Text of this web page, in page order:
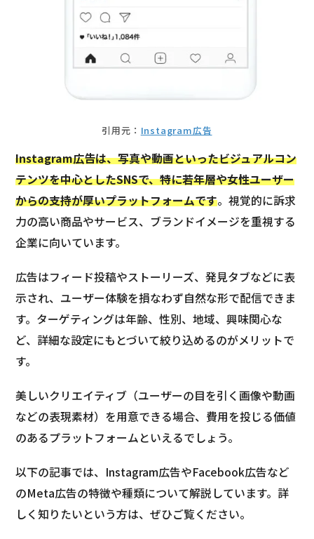
引用元： Instagram広告
Instagram広告は、写真や動画といったビジュアルコン
テンツを中心としたSNSで、特に若年層や女性ユーザー
からの支持が厚いプラットフォームです。視覚的に訴求
力の高い商品やサービス、ブランドイメージを重視する
企業に向いています。
広告はフィード投稿やストーリーズ、発見タブなどに表
示され、ユーザー体験を損なわず自然な形で配信できま
す。ターゲティングは年齢、性別、地域、興味関心な
ど、詳細な設定にもとづいて絞り込めるのがメリットで
す。
美しいクリエイティブ（ユーザーの目を引く画像や動画
などの表現素材）を用意できる場合、費用を投じる価値
のあるプラットフォームといえるでしょう。
以下の記事では、Instagram広告やFacebook広告など
のMeta広告の特徴や種類について解説しています。詳
しく知りたいという方は、ぜひご覧ください。